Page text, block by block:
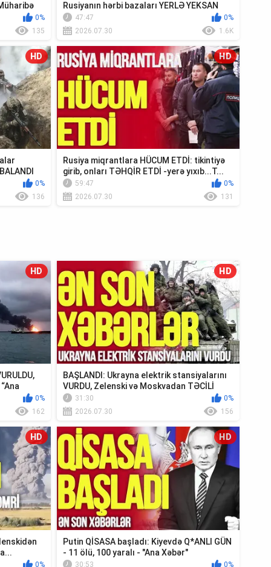
0%
135
Rusiyanın hərbi bazaları YERLƏ YEKSAN
EDİLDİ - TV ...
47:47
0%
2026.07.30
1.6K
HD
0%
136
HD
Rusiya miqrantlara HÜCUM ETDİ: tikintiyə
girib, onları TƏHQİR ETDİ -yerə yıxıb...T...
59:47
0%
2026.07.30
131
HD
0%
162
HD
BAŞLANDI: Ukrayna elektrik stansiyalarını
VURDU, Zelenski və Moskvadan TƏCİLİ
Krım...
31:30
0%
2026.07.30
156
HD
0%
HD
Putin QİSASA başladı: Kiyevdə Q*ANLI GÜN
- 11 ölü, 100 yaralı - "Ana Xəbər"
30:53 0%